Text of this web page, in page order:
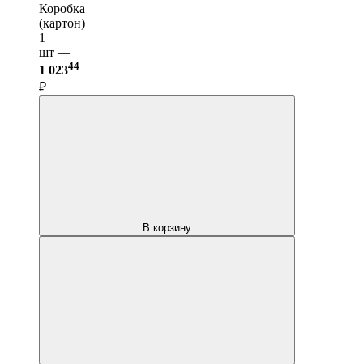
Коробка
(картон)
1
шт —
1 02344
₽
В корзину